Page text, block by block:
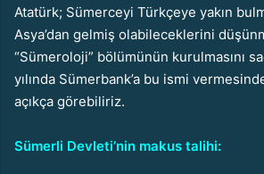
Atatürk; Sümerceyi Türkçeye yakın
Asya’dan gelmiş olabileceklerini
“Sümeroloji” bölümünün kurulmasını
yılında Sümerbank’a bu ismi
açıkça görebiliriz.
Sümerli Devleti’nin makus talihi: